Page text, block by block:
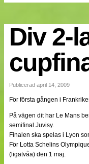
Cuper
Medlemmar
Medlemsbilder
Om oss
NÄTverket
Nyheter
Bloggar
Lagen
Webb-TV
Cuper
Medlemmar
Div 2-
Publicerad april 14, 2009
För första gången i
På vägen dit har Le Mans
semifinal Juvisy.
Finalen ska spelas i Lyon
För Lotta Schelins
(ligatvåa) den 1 maj.